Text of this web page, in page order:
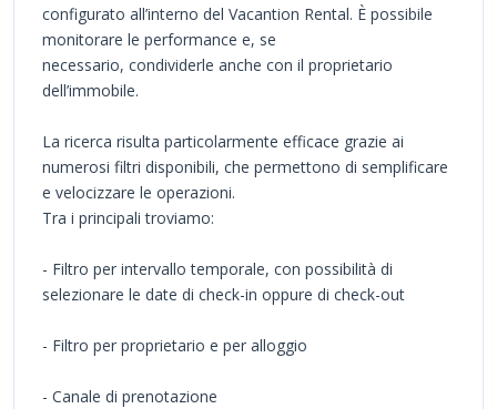
configurato all’interno del Vacantion Rental. È possibile
monitorare le performance e, se
necessario, condividerle anche con il proprietario
dell’immobile.
La ricerca risulta particolarmente efficace grazie ai
numerosi filtri disponibili, che permettono di semplificare
e velocizzare le operazioni.
Tra i principali troviamo:
- Filtro per intervallo temporale, con possibilità di
selezionare le date di check-in oppure di check-out
- Filtro per proprietario e per alloggio
- Canale di prenotazione